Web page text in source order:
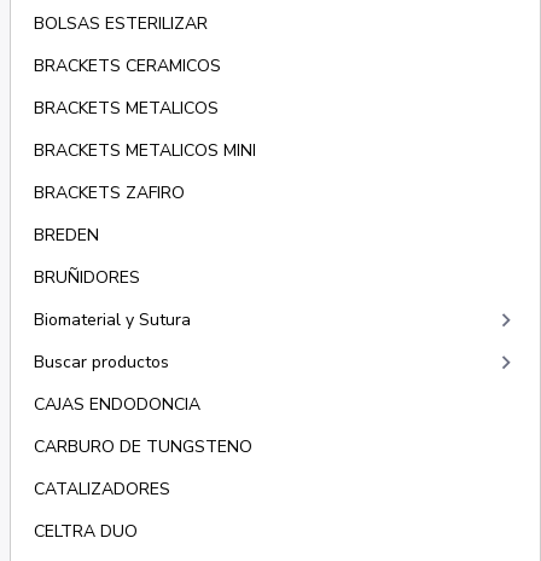
BOLSAS ESTERILIZAR
BRACKETS CERAMICOS
BRACKETS METALICOS
BRACKETS METALICOS MINI
BRACKETS ZAFIRO
BREDEN
BRUÑIDORES
Biomaterial y Sutura
keyboard_arrow_right
Buscar productos keyboard_arrow_right
CAJAS ENDODONCIA
CARBURO DE TUNGSTENO
CATALIZADORES
CELTRA DUO